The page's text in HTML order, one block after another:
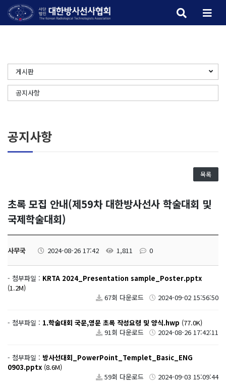
검색 버튼메뉴
게시판
공지사항
공지사항
목록
초록 모집 안내(제59차 대한방사선사 학술대회 및
국제학술대회)
사무국 2024-08-26 17:42 1,811 0
- 첨부파일 : KRTA 2024_Presentation sample_Poster.pptx
(1.2M)
67회 다운로드
2024-09-02 15:56:50
- 첨부파일 : 1.학술대회 국문,영문 초록 작성요령 및 양식.hwp (77.0K)
91회 다운로드
2024-08-26 17:42:11
- 첨부파일 : 방사선대회_PowerPoint_Templet_Basic_ENG
0903.pptx (8.6M)
59회 다운로드
2024-09-03 15:09:44